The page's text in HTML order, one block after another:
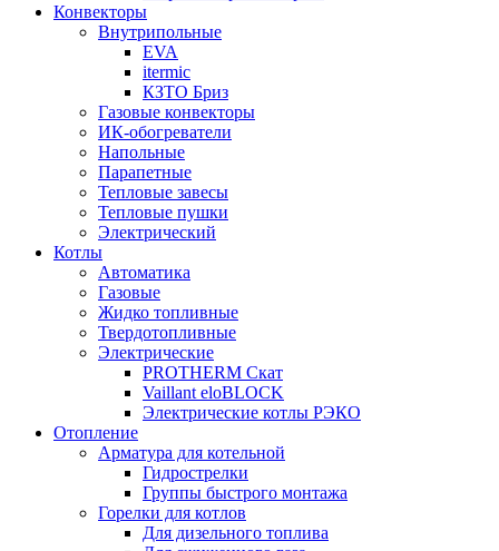
Конвекторы
Внутрипольные
EVA
itermic
КЗТО Бриз
Газовые конвекторы
ИК-обогреватели
Напольные
Парапетные
Тепловые завесы
Тепловые пушки
Электрический
Котлы
Автоматика
Газовые
Жидко топливные
Твердотопливные
Электрические
PROTHERM Скат
Vaillant eloBLOCK
Электрические котлы РЭКО
Отопление
Арматура для котельной
Гидрострелки
Группы быстрого монтажа
Горелки для котлов
Для дизельного топлива